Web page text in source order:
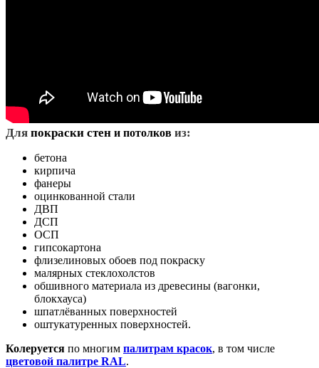
Для покраски стен и потолков из:
бетона
кирпича
фанеры
оцинкованной стали
ДВП
ДСП
ОСП
гипсокартона
флизелиновых обоев под покраску
малярных стеклохолстов
обшивного материала из древесины (вагонки,
блокхауса)
шпатлёванных поверхностей
оштукатуренных поверхностей.
Колеруется по многим палитрам красок, в том числе
цветовой палитре RAL.